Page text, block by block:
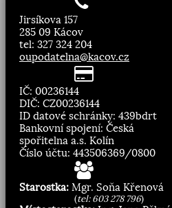
Jirsíkova 157
285 09 Kácov
tel: 327 324 204
oupodatelna@kacov.cz
IČ: 00236144
DIČ: CZ00236144
ID datové schránky: 439bdrt
Bankovní spojení: Česká
spořitelna a.s. Kolín
Číslo účtu: 443506369/0800
Starostka: Mgr. Soňa Křenová
(tel: 603 278 796)